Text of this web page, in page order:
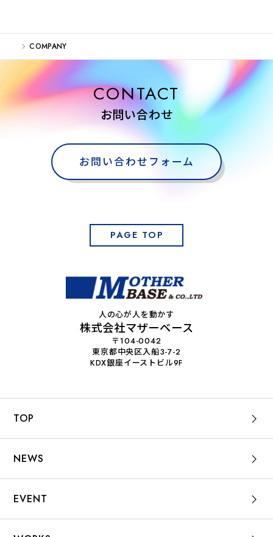
COMPANY
CONTACT
お問い合わせ
お問い合わせフォーム
PAGE TOP
人の心が人を動かす
株式会社マザーベース
〒104-0042
東京都中央区入船3-7-2
KDX銀座イーストビル9F
TOP
NEWS
EVENT